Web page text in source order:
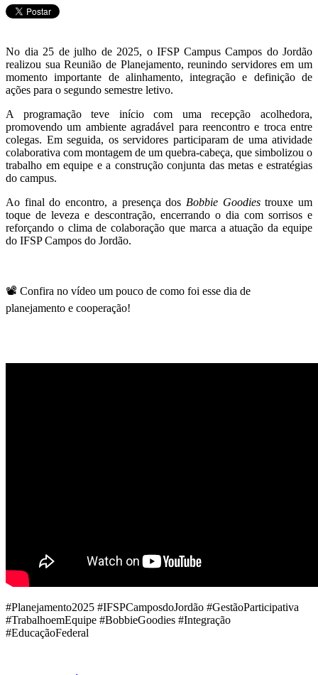
No dia 25 de julho de 2025, o IFSP Campus Campos do Jordão
realizou sua Reunião de Planejamento, reunindo servidores em um
momento importante de alinhamento, integração e definição de
ações para o segundo semestre letivo.
A programação teve início com uma recepção acolhedora,
promovendo um ambiente agradável para reencontro e troca entre
colegas. Em seguida, os servidores participaram de uma atividade
colaborativa com montagem de um quebra-cabeça, que simbolizou o
trabalho em equipe e a construção conjunta das metas e estratégias
do campus.
Ao final do encontro, a presença dos Bobbie Goodiestrouxe um
toque de leveza e descontração, encerrando o dia com sorrisos e
reforçando o clima de colaboração que marca a atuação da equipe
do IFSP Campos do Jordão.
📽️ Confira no vídeo um pouco de como foi esse dia de
planejamento e cooperação!
#Planejamento2025 #IFSPCamposdoJordão #GestãoParticipativa
#TrabalhoemEquipe #BobbieGoodies #Integração
#EducaçãoFederal